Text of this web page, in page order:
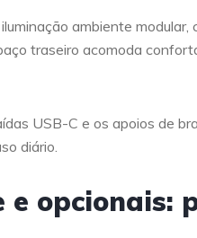
ambiente
traseiro acomoda
USB-C e os apoios de
diário.
e opcionais: